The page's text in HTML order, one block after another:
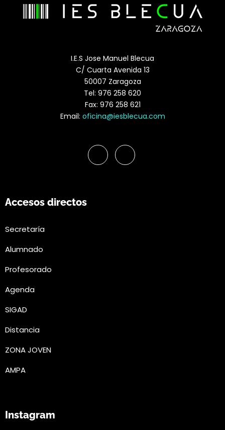
I.E.S Jose Manuel Blecua
C/ Cuarta Avenida 13
50007 Zaragoza
Tel: 976 258 620
Fax: 976 258 621
Email: oficina@iesblecua.com
Accesos directos
Secretaría
Alumnado
Profesorado
Agenda
SIGAD
Distancia
ZONA JOVEN
AMPA
Instagram